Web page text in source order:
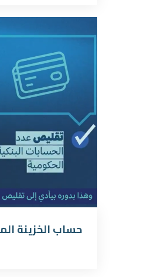
حساب الخزينة